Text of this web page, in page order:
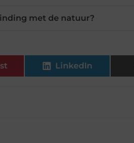
met de natuur?
LinkedIn